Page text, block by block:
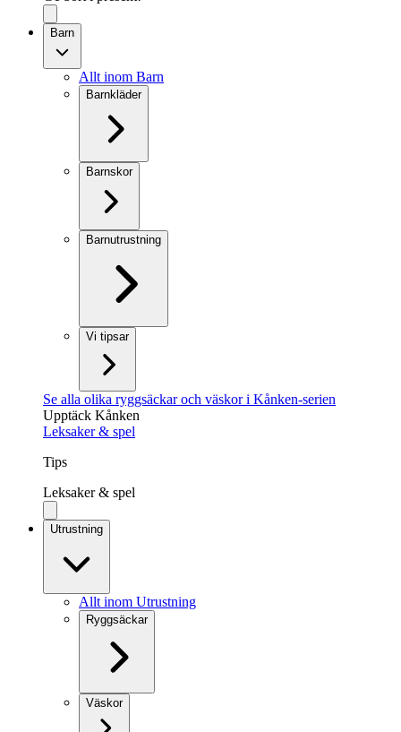
Barn
Allt inom Barn
Barnkläder
Barnskor
Barnutrustning
Vi tipsar
Se alla olika ryggsäckar och väskor i Kånken-serien
Upptäck Kånken
Leksaker & spel
Tips
Leksaker & spel
Utrustning
Allt inom Utrustning
Ryggsäckar
Väskor